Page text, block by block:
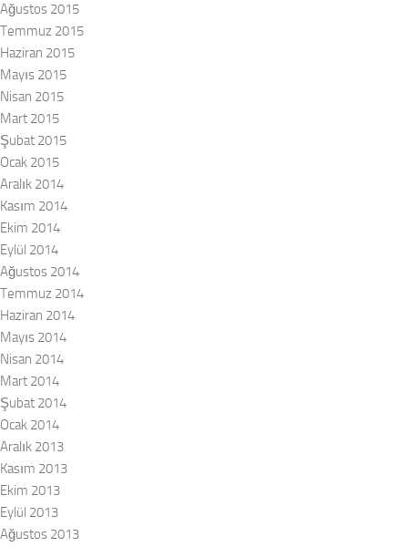
Ağustos 2015
Temmuz 2015
Haziran 2015
Mayıs 2015
Nisan 2015
Mart 2015
Şubat 2015
Ocak 2015
Aralık 2014
Kasım 2014
Ekim 2014
Eylül 2014
Ağustos 2014
Temmuz 2014
Haziran 2014
Mayıs 2014
Nisan 2014
Mart 2014
Şubat 2014
Ocak 2014
Aralık 2013
Kasım 2013
Ekim 2013
Eylül 2013
Ağustos 2013